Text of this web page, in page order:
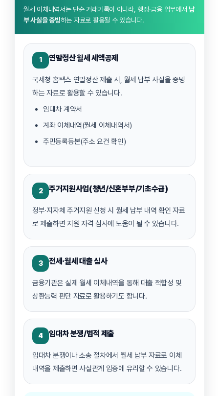
월세 이체내역서는 단순 거래기록이 아니라, 행정·금융 업무에서 납
부 사실을 증빙하는 자료로 활용될 수 있습니다.
1 연말정산 월세 세액공제
국세청 홈택스 연말정산 제출 시, 월세 납부 사실을 증빙
하는 자료로 활용할 수 있습니다.
임대차 계약서
계좌 이체내역(월세 이체내역서)
주민등록등본(주소 요건 확인)
2 주거지원사업(청년/신혼부부/기초수급)
정부·지자체 주거지원 신청 시 월세 납부 내역 확인 자료
로 제출하면 지원 자격 심사에 도움이 될 수 있습니다.
3 전세·월세 대출 심사
금융기관은 실제 월세 이체내역을 통해 대출 적합성 및
상환능력 판단 자료로 활용하기도 합니다.
4 임대차 분쟁/법적 제출
임대차 분쟁이나 소송 절차에서 월세 납부 자료로 이체
내역을 제출하면 사실관계 입증에 유리할 수 있습니다.